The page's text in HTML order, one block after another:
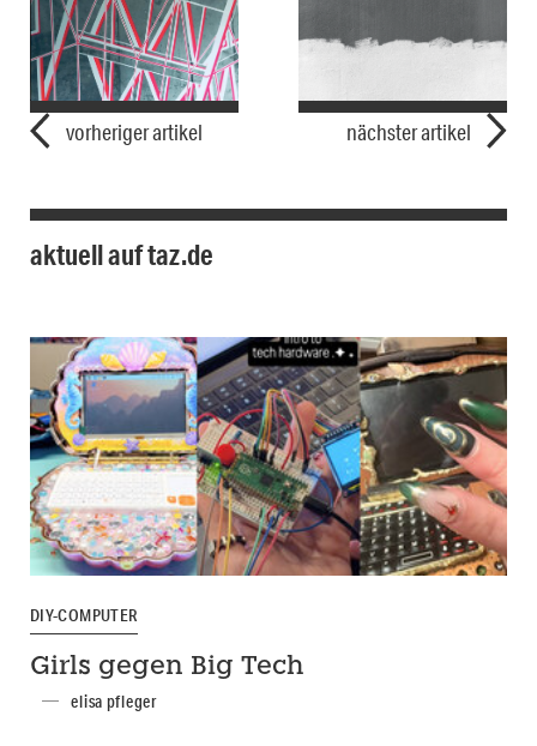
vorheriger artikel nächster artikel
aktuell auf taz.de
DIY-COMPUTER
Girls gegen Big Tech
elisa pfleger